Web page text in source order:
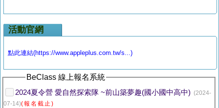
活動官網
點此連結(https://www.appleplus.com.tw/s...)
BeClass 線上報名系統
2024夏令營 愛自然探索隊 ~前山築夢趣(國小國中高中) (2024-
07-14)(報名截止)